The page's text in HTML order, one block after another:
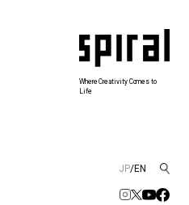
JP/EN
Where Creativity Comes to
Life
演劇やダンス、ライブ公演、イベント